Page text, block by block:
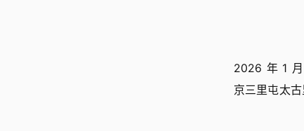
2026 年 1
京三里屯太